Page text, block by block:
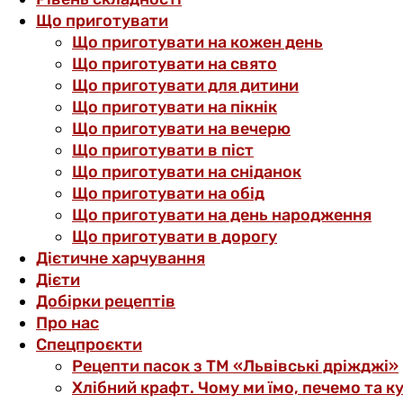
Що приготувати
Що приготувати на кожен день
Що приготувати на свято
Що приготувати для дитини
Що приготувати на пікнік
Що приготувати на вечерю
Що приготувати в піст
Що приготувати на сніданок
Що приготувати на обід
Що приготувати на день народження
Що приготувати в дорогу
Дієтичне харчування
Дієти
Добірки рецептів
Про нас
Спецпроєкти
Рецепти пасок з ТМ «Львівські дріжджі»
Хлібний крафт. Чому ми їмо, печемо та